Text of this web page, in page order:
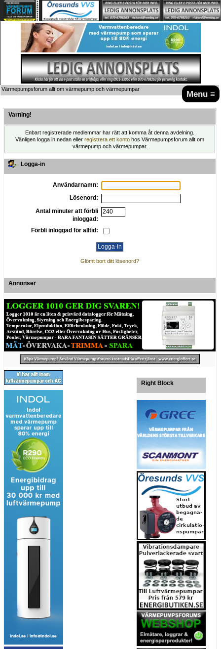
Menu ≡
Värmepumpsforum allt om värmepump och värmepumpar
Varning!
Enbart registrerade medlemmar har rätt att komma åt denna avdelning.
Vänligen logga in nedan eller registrera ett konto hos Värmepumpsforum allt om
värmepump och värmepumpar.
Logga-in
Användarnamn:
Lösenord:
Antal minuter att förbli
inloggad:
Förbli inloggad för alltid:
Glömt bort ditt lösenord?
Annonser
Right Block